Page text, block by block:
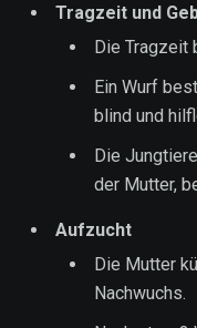
Tragzeit und
Die Tragzeit
Ein Wurf
blind und
Die
der Mutter,
Aufzucht
Die Mutter
Nachwuchs.